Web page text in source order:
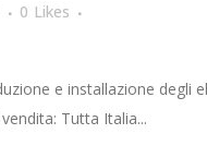
0 Likes
e installazione degli
Tutta Italia...